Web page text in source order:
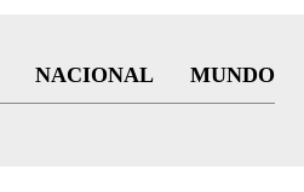
NACIONAL MUNDO